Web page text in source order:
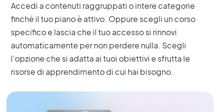
Accedi a contenuti raggruppati o intere categorie
finché il tuo piano è attivo. Oppure scegli un corso
specifico e lascia che il tuo accesso si rinnovi
automaticamente per non perdere nulla. Scegli
l’opzione che si adatta ai tuoi obiettivi e sfrutta le
risorse di apprendimento di cui hai bisogno.